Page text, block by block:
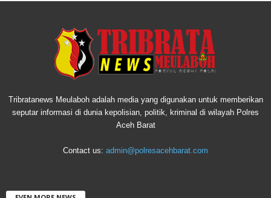
Tribratanews Meulaboh adalah media yang digunakan untuk memberikan
seputar informasi di dunia kepolisian, politik, kriminal di wilayah Polres
Aceh Barat
Contact us: admin@polresacehbarat.com